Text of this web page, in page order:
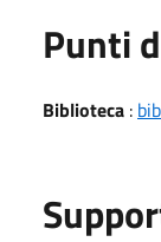
Punti
Biblioteca :